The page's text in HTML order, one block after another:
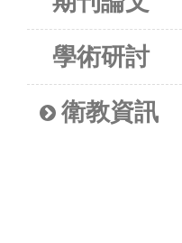
學術研討
衛教資訊